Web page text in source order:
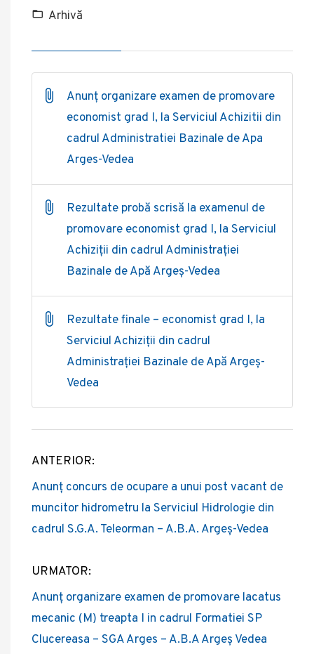
Arhivă
Anunț organizare examen de promovare
economist grad I, la Serviciul Achizitii din
cadrul Administratiei Bazinale de Apa
Arges-Vedea
Rezultate probă scrisă la examenul de
promovare economist grad I, la Serviciul
Achiziții din cadrul Administrației
Bazinale de Apă Argeș-Vedea
Rezultate finale – economist grad I, la
Serviciul Achiziții din cadrul
Administrației Bazinale de Apă Argeș-
Vedea
Post
navigation
ANTERIOR:
Anunț concurs de ocupare a unui post vacant de
muncitor hidrometru la Serviciul Hidrologie din
cadrul S.G.A. Teleorman – A.B.A. Argeș-Vedea
URMATOR:
Anunț organizare examen de promovare lacatus
mecanic (M) treapta I in cadrul Formatiei SP
Clucereasa – SGA Arges – A.B.A Argeș Vedea